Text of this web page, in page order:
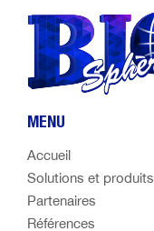
MENU
Accueil
Solutions et produits
Partenaires
Références